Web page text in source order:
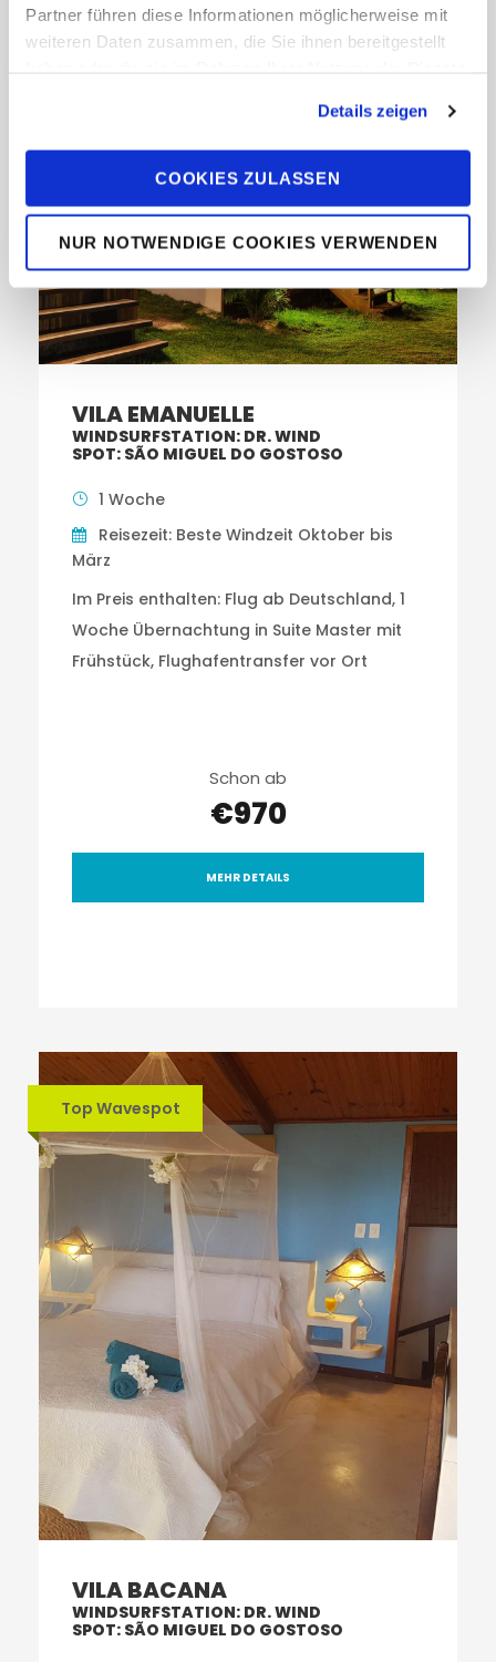
Partner führen diese Informationen möglicherweise mit
weiteren Daten zusammen, die Sie ihnen bereitgestellt
Cookies, wenn Sie unsere Webseite weiterhin nutzen.
Details zeigen
COOKIES ZULASSEN
NUR NOTWENDIGE COOKIES VERWENDEN
VILA EMANUELLE
WINDSURFSTATION: DR. WIND
SPOT: SÃO MIGUEL DO GOSTOSO
1 Woche
Reisezeit: Beste Windzeit Oktober bis
März
Im Preis enthalten: Flug ab Deutschland, 1
Woche Übernachtung in Suite Master mit
Frühstück, Flughafentransfer vor Ort
Schon ab
€970
MEHR DETAILS
Top Wavespot
VILA BACANA
WINDSURFSTATION: DR. WIND
SPOT: SÃO MIGUEL DO GOSTOSO